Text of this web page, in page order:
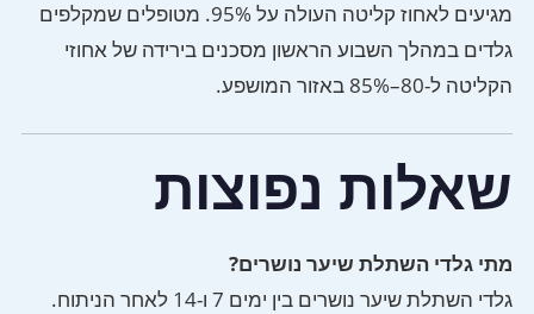
מגיעים לאחוז קליטה העולה על 95%. מטופלים שמקלפים
גלדים במהלך השבוע הראשון מסכנים בירידה של אחוזי
הקליטה ל-80–85% באזור המושפע.
שאלות נפוצות
מתי גלדי השתלת שיער נושרים?
גלדי השתלת שיער נושרים בין ימים 7 ו-14 לאחר הניתוח.